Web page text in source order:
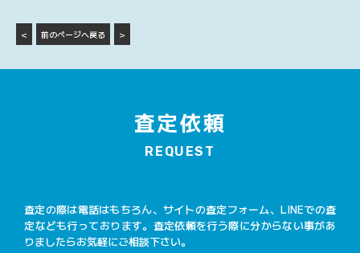
< 前のページへ戻る >
査定依頼
REQUEST
査定の際は電話はもちろん、サイトの査定フォーム、LINEでの査
定なども行っております。査定依頼を行う際に分からない事があ
りましたらお気軽にご相談下さい。